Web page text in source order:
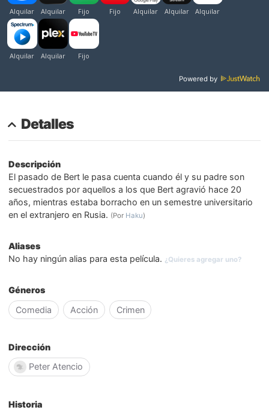
Powered by
Detalles
Descripción
El pasado de Bert le pasa cuenta cuando él y su padre son
secuestrados por aquellos a los que Bert agravió hace 20
años, mientras estaba borracho en un semestre universitario
en el extranjero en Rusia. (Por Haku)
Aliases
No hay ningún alias para esta película. ¿Quieres agregar uno?
Géneros
Comedia
Acción Crimen
Dirección
Peter Atencio
Historia